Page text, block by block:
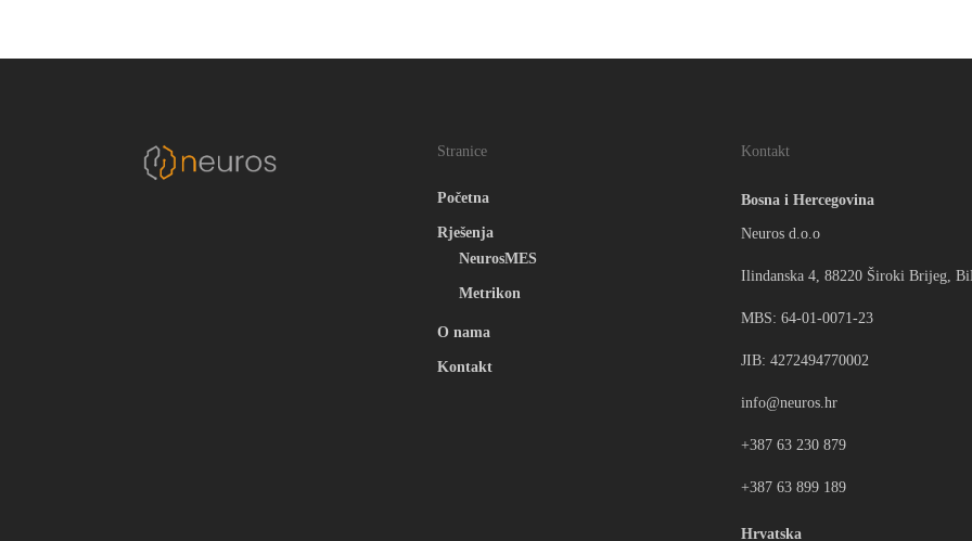
Stranice
Početna
Rješenja
NeurosMES
Metrikon
O nama
Kontakt
Kontakt
Bosna i Hercegovina
Neuros d.o.o
Ilindanska 4, 88220 Široki Brijeg,
MBS: 64-01-0071-23
JIB: 4272494770002
info@neuros.hr
+387 63 230 879
+387 63 899 189
Hrvatska